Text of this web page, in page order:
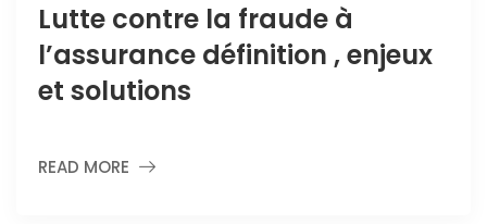
Lutte contre la fraude à
l’assurance définition , enjeux
et solutions
READ MORE